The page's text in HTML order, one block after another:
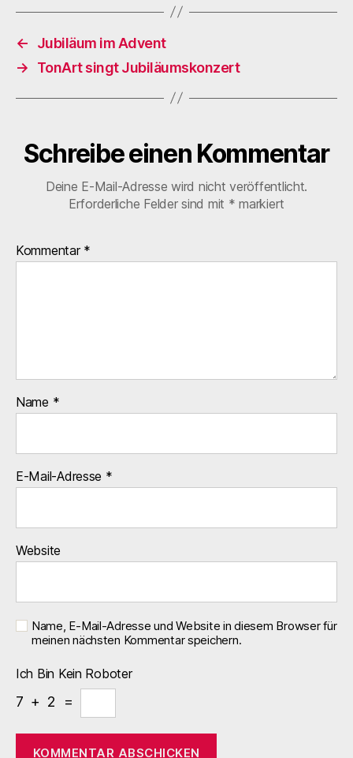
←
Jubiläum im Advent
→
TonArt singt Jubiläumskonzert
Schreibe einen Kommentar
Deine E-Mail-Adresse wird nicht veröffentlicht.
Erforderliche Felder sind mit * markiert
Kommentar *
Name *
E-Mail-Adresse *
Website
Name, E-Mail-Adresse und Website in diesem Browser für
meinen nächsten Kommentar speichern.
Ich Bin Kein Roboter
7 + 2 =